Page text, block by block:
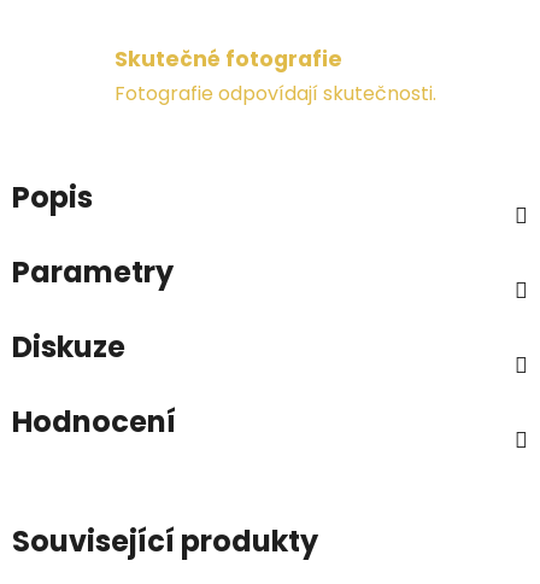
Skutečné fotografie
Fotografie odpovídají skutečnosti.
Popis
Parametry
Diskuze
Hodnocení
Související produkty